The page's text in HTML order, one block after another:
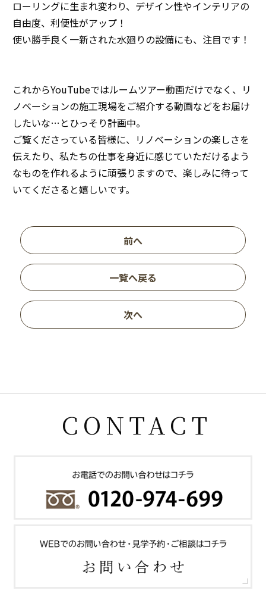
ローリングに生まれ変わり、デザイン性やインテリアの
自由度、利便性がアップ！
使い勝手良く一新された水廻りの設備にも、注目です！
これからYouTubeではルームツアー動画だけでなく、リ
ノベーションの施工現場をご紹介する動画などをお届け
したいな…とひっそり計画中。
ご覧くださっている皆様に、リノベーションの楽しさを
伝えたり、私たちの仕事を身近に感じていただけるよう
なものを作れるように頑張りますので、楽しみに待って
いてくださると嬉しいです。
前へ
一覧へ戻る
次へ
CONTACT